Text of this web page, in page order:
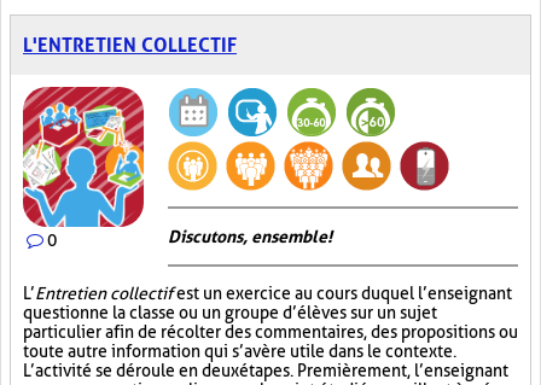
L'ENTRETIEN COLLECTIF
0 Discutons, ensemble!
L’Entretien collectifest un exercice au cours duquel l’enseignant
questionne la classe ou un groupe d’élèves sur un sujet
particulier afin de récolter des commentaires, des propositions ou
toute autre information qui s’avère utile dans le contexte.
L’activité se déroule en deux étapes. Premièrement, l’enseignant